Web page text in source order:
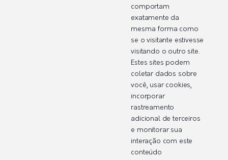
comportam
exatamente da
mesma forma como
se o visitante estivesse
visitando o outro site.
Estes sites podem
coletar dados sobre
você, usar cookies,
incorporar
rastreamento
adicional de terceiros
e monitorar sua
interação com este
conteúdo